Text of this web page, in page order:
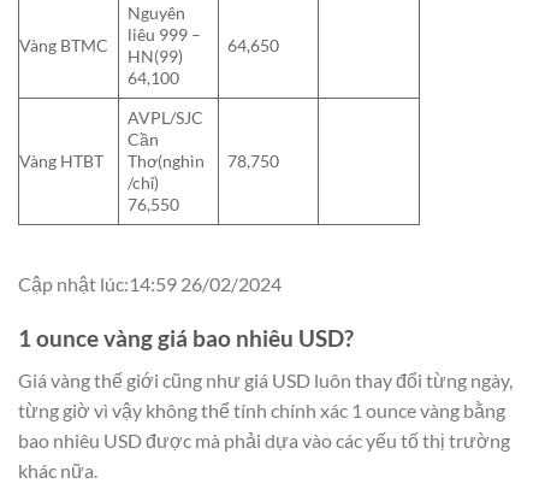
Vàng BTMC
Nguyên
liêu 999 –
HN(99)
64,100
64,650
Vàng HTBT
AVPL/SJC
Cần
Thơ(nghìn
/chỉ)
76,550
78,750
Cập nhật lúc:14:59 26/02/2024
1 ounce vàng giá bao nhiêu USD?
Giá vàng thế giới cũng như giá USD luôn thay đổi từng ngày,
từng giờ vì vậy không thể tính chính xác 1 ounce vàng bằng
bao nhiêu USD được mà phải dựa vào các yếu tố thị trường
khác nữa.